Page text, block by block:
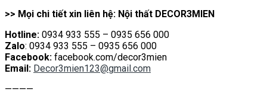
>> Mọi chi tiết xin liên hệ: Nội thất DECOR3MIEN
Hotline: 0934 933 555 – 0935 656 000
Zalo: 0934 933 555 – 0935 656 000
Facebook: facebook.com/decor3mien
Email: Decor3mien123@gmail.com
————